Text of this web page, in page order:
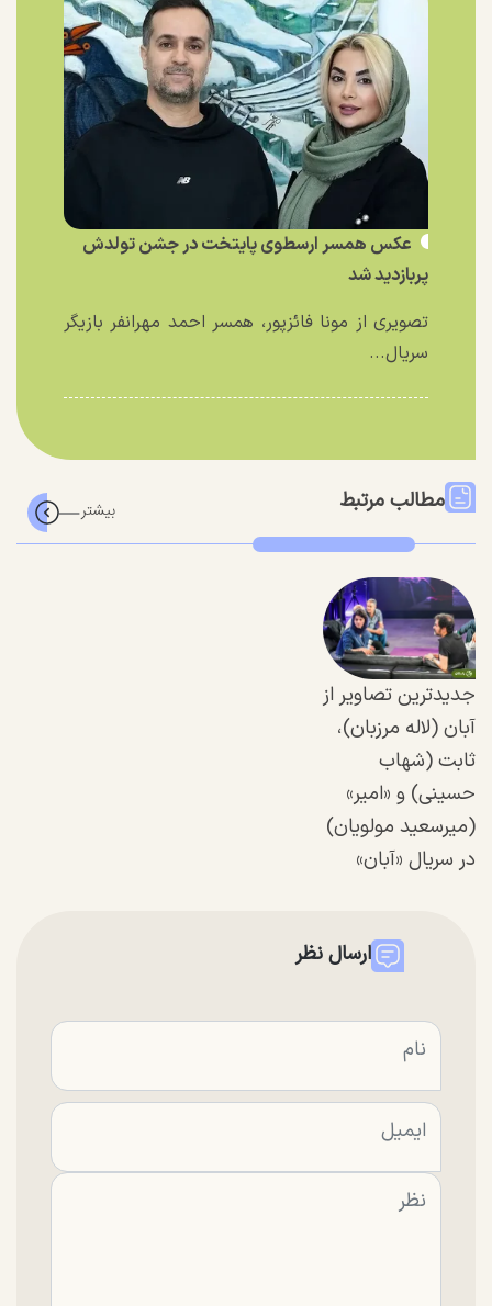
عکس همسر ارسطوی پایتخت در جشن تولدش
پربازدید شد
تصویری از مونا فائزپور، همسر احمد مهرانفر بازیگر
سریال...
مطالب مرتبط
جدیدترین تصاویر از
آبان (لاله مرزبان)،
ثابت (شهاب
حسینی) و «امیر»
(میرسعید مولویان)
در سریال «آبان»
ارسال نظر